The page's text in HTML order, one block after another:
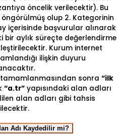
öncelik verilecektir). Bu
olup 2. Kategorinin
içerisinde başvurular alınarak
aylık süreçte değerlendirme
Kurum internet
ilişkin duyuru
sonra “ilk
“a.tr” yapısındaki alan adları
alan adları gibi tahsis
Adı Kaydedilir mi?